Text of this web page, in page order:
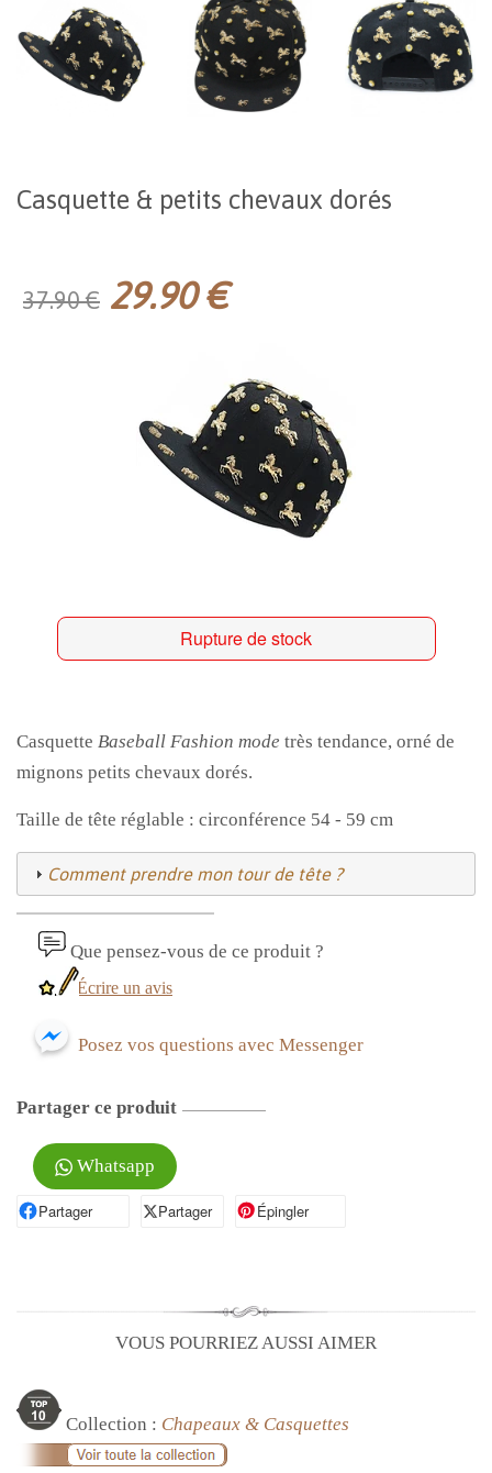
Casquette & petits chevaux dorés
37.90 € 29.90 €
Rupture de stock
Casquette Baseball Fashion mode très tendance, orné de
mignons petits chevaux dorés.
Taille de tête réglable : circonférence 54 - 59 cm
Comment prendre mon tour de tête ?
Que pensez-vous de ce produit ?
Écrire un avis
Posez vos questions avec Messenger
Partager ce produit
Whatsapp
PartagerPartager sur Facebook
Partager
Partager sur XÉpinglerÉpingler sur Pinterest
VOUS POURRIEZ AUSSI AIMER
Collection : Chapeaux & Casquettes